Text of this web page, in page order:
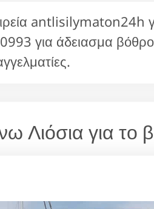
antlisilymaton24h
για άδειασμα
Λιόσια για